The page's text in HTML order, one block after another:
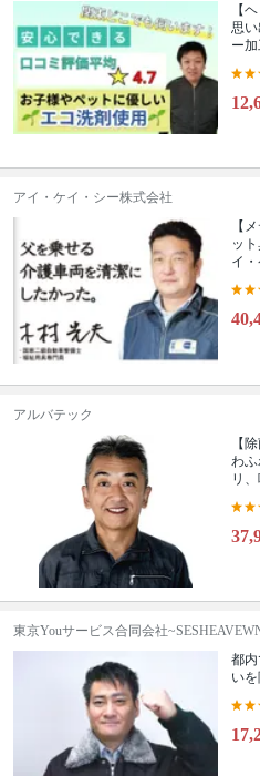
【
思
ー
アイ・ケイ・シー株式会社
【
ッ
イ
アルバテック
【
わ
リ
東京Youサービス合同会社
都
い